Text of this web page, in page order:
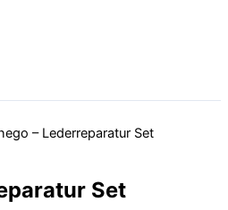
– Lederreparatur Set
Set